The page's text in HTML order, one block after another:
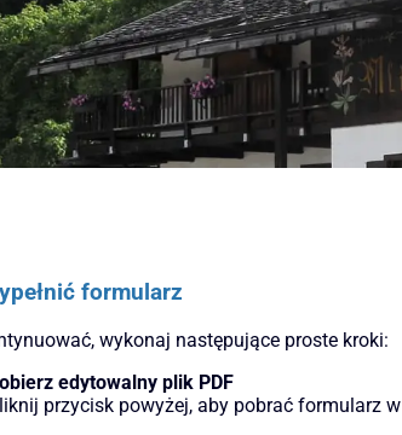
formularz
wykonaj następujące proste kroki:
edytowalny plik PDF
przycisk powyżej, aby pobrać formularz